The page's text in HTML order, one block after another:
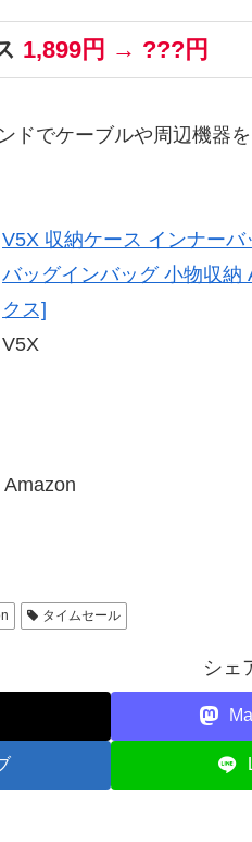
1,899円 → ???円
ドでケーブルや周辺機器
V5X 収納ケース インナー
バッグインバッグ 小物収納
クス]
V5X
タイムセール
シェ